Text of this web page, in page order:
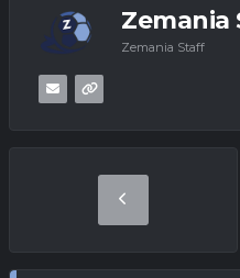
Zemania
Zemania Staff